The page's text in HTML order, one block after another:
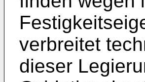
verbreitet
dieser